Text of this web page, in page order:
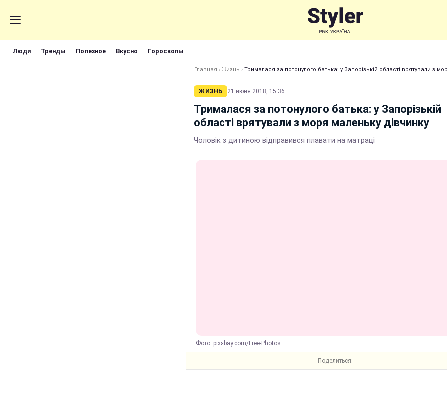
Люди Тренды Полезное Вкусно Гороскопы
Главная › Жизнь › Трималася за потонулого батька: у Запорізькій області врятували з
ЖИЗНЬ 21 июня 2018, 15:36
Трималася за потонулого батька: у Запорізькій
області врятували з моря маленьку дівчинку
Чоловік з дитиною відправився плавати на матраці
Фото: pixabay.com/Free-Photos
Поделиться: